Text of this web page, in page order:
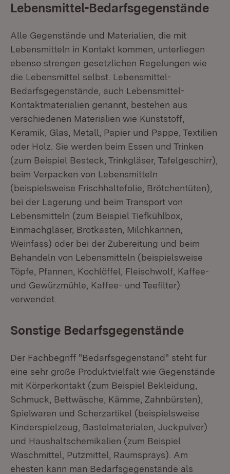
Lebensmittel-Bedarfsgegenstände
Alle Gegenstände und Materialien, die mit
Lebensmitteln in Kontakt kommen, unterliegen
ebenso strengen gesetzlichen Regelungen wie
die Lebensmittel selbst. Lebensmittel-
Bedarfsgegenstände, auch Lebensmittel-
Kontaktmaterialien genannt, bestehen aus
verschiedenen Materialien wie Kunststoff,
Keramik, Glas, Metall, Papier und Pappe, Textilien
oder Holz. Sie werden beim Essen und Trinken
(zum Beispiel Besteck, Trinkgläser, Tafelgeschirr),
beim Verpacken von Lebensmitteln
(beispielsweise Frischhaltefolie, Brötchentüten),
bei der Lagerung und beim Transport von
Lebensmitteln (zum Beispiel Tiefkühlbox,
Einmachgläser, Brotkasten, Milchkannen,
Weinfass) oder bei der Zubereitung und beim
Behandeln von Lebensmitteln (beispielsweise
Töpfe, Pfannen, Kochlöffel, Fleischwolf, Kaffee-
und Gewürzmühle, Kaffee- und Teefilter)
verwendet.
Sonstige Bedarfsgegenstände
Der Fachbegriff "Bedarfsgegenstand" steht für
eine sehr große Produktvielfalt wie Gegenstände
mit Körperkontakt (zum Beispiel Bekleidung,
Schmuck, Bettwäsche, Kämme, Zahnbürsten),
Spielwaren und Scherzartikel (beispielsweise
Kinderspielzeug, Bastelmaterialen, Juckpulver)
und Haushaltschemikalien (zum Beispiel
Waschmittel, Putzmittel, Raumsprays). Am
ehesten kann man Bedarfsgegenstände als